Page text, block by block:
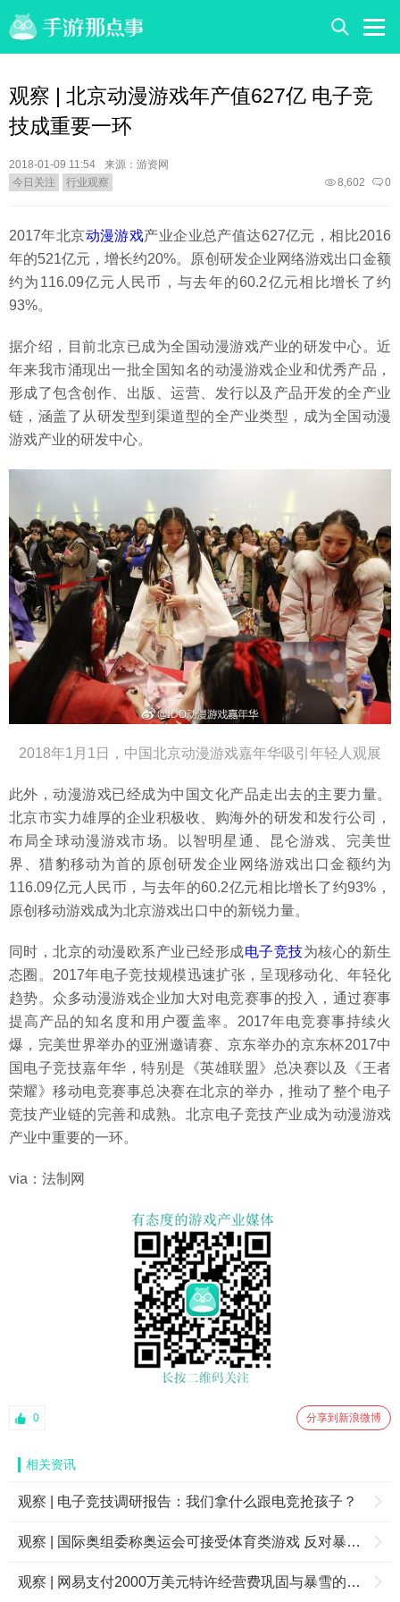
观察 | 北京动漫游戏年产值627亿 电子竞
技成重要一环
2018-01-09 11:54
来源：游资网
今日关注
行业观察 0
8,602
2017年北京动漫游戏产业企业总产值达627亿元，相比2016
年的521亿元，增长约20%。原创研发企业网络游戏出口金额
约为116.09亿元人民币，与去年的60.2亿元相比增长了约
93%。
据介绍，目前北京已成为全国动漫游戏产业的研发中心。近
年来我市涌现出一批全国知名的动漫游戏企业和优秀产品，
形成了包含创作、出版、运营、发行以及产品开发的全产业
链，涵盖了从研发型到渠道型的全产业类型，成为全国动漫
游戏产业的研发中心。
2018年1月1日，中国北京动漫游戏嘉年华吸引年轻人观展
此外，动漫游戏已经成为中国文化产品走出去的主要力量。
北京市实力雄厚的企业积极收、购海外的研发和发行公司，
布局全球动漫游戏市场。以智明星通、昆仑游戏、完美世
界、猎豹移动为首的原创研发企业网络游戏出口金额约为
116.09亿元人民币，与去年的60.2亿元相比增长了约93%，
原创移动游戏成为北京游戏出口中的新锐力量。
同时，北京的动漫欧系产业已经形成电子竞技为核心的新生
态圈。2017年电子竞技规模迅速扩张，呈现移动化、年轻化
趋势。众多动漫游戏企业加大对电竞赛事的投入，通过赛事
提高产品的知名度和用户覆盖率。2017年电竞赛事持续火
爆，完美世界举办的亚洲邀请赛、京东举办的京东杯2017中
国电子竞技嘉年华，特别是《英雄联盟》总决赛以及《王者
荣耀》移动电竞赛事总决赛在北京的举办，推动了整个电子
竞技产业链的完善和成熟。北京电子竞技产业成为动漫游戏
产业中重要的一环。
via：法制网
0 分享到新浪微博
相关资讯
观察 | 电子竞技调研报告：我们拿什么跟电竞抢孩子？
观察 | 国际奥组委称奥运会可接受体育类游戏 反对暴力杀戮类游戏
观察 | 网易支付2000万美元特许经营费巩固与暴雪的合作